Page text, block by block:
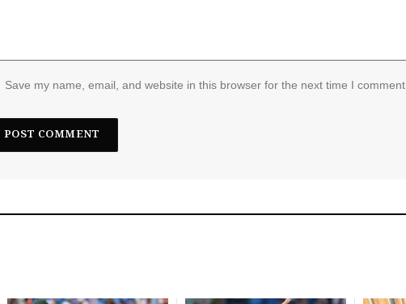
Save my name, email, and website in this browser for the next time I comment.